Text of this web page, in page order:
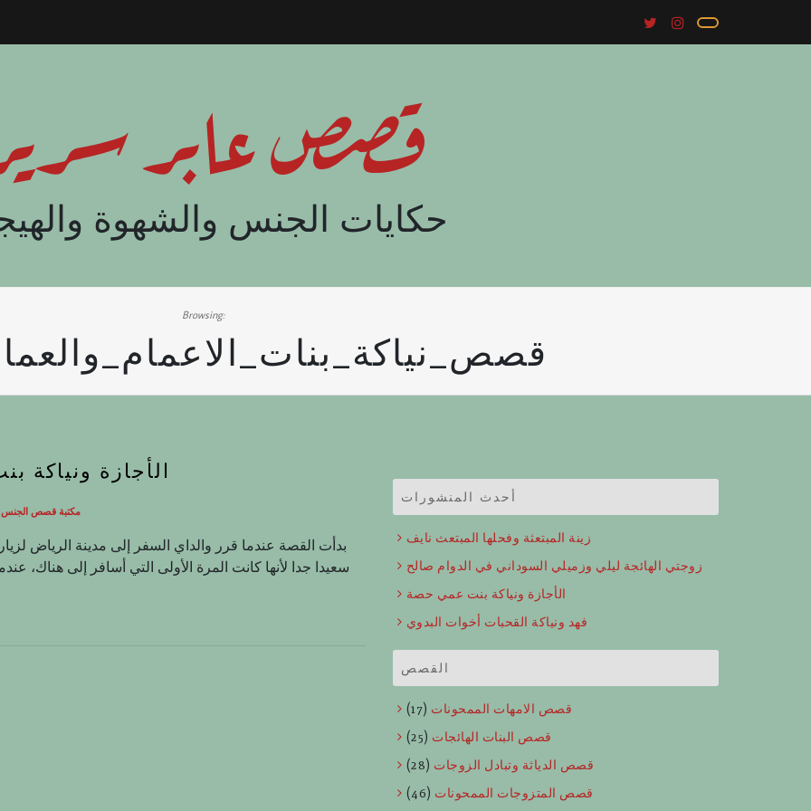
قصص عابر
حكايات الجنس والشهوة
Browsing:
الأجازة ونياكة
مكتبة قصص الجنس
سعيدا جدا لأنها كانت المرة الأولى التي أسافر إلى هناك،
أحدث المنشورات
زينة المبتعثة وفحلها المبتعث نايف
زوجتي الهائجة ليلي وزميلي السوداني في الدوام صالح
الأجازة ونياكة بنت عمي حصة
فهد ونياكة القحبات أخوات البدوي
القصص
قصص الامهات الممحونات (17)
قصص البنات الهائجات (25)
قصص الدياثة وتبادل الزوجات (28)
قصص المتزوجات الممحونات (46)